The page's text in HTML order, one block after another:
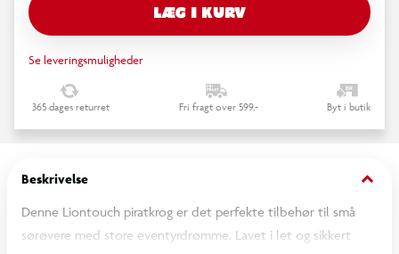
LÆG I KURV
Se leveringsmuligheder
365 dages returret Fri fragt over 599,- Byt i butik
Beskrivelse keyboard_arrow_down
Denne Liontouch piratkrog er det perfekte tilbehør til små
sørøvere med store eventyrdrømme. Lavet i let og sikkert